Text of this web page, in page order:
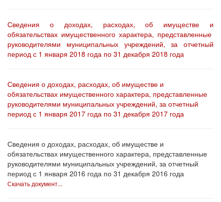
Сведения о доходах, расходах, об имуществе и
обязательствах имущественного характера, представленные
руководителями муниципальных учреждений, за отчетный
период с 1 января 2018 года по 31 декабря 2018 года
Сведения о доходах, расходах, об имуществе и
обязательствах имущественного характера, представленные
руководителями муниципальных учреждений, за отчетный
период с 1 января 2017 года по 31 декабря 2017 года
Сведения о доходах, расходах, об имуществе и
обязательствах имущественного характера, представленные
руководителями муниципальных учреждений, за отчетный
период с 1 января 2016 года по 31 декабря 2016 года
Скачать документ...